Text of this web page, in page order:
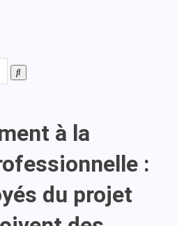
à la
:
du projet